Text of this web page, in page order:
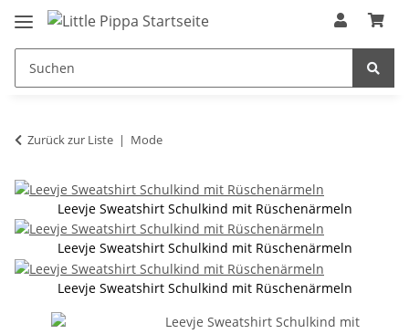
Zum Hauptinhalt springen
springen
Zurück zur Liste Mode
Leevje Sweatshirt Schulkind mit Rüschenärmeln
Leevje Sweatshirt Schulkind mit Rüschenärmeln
Leevje Sweatshirt Schulkind mit Rüschenärmeln